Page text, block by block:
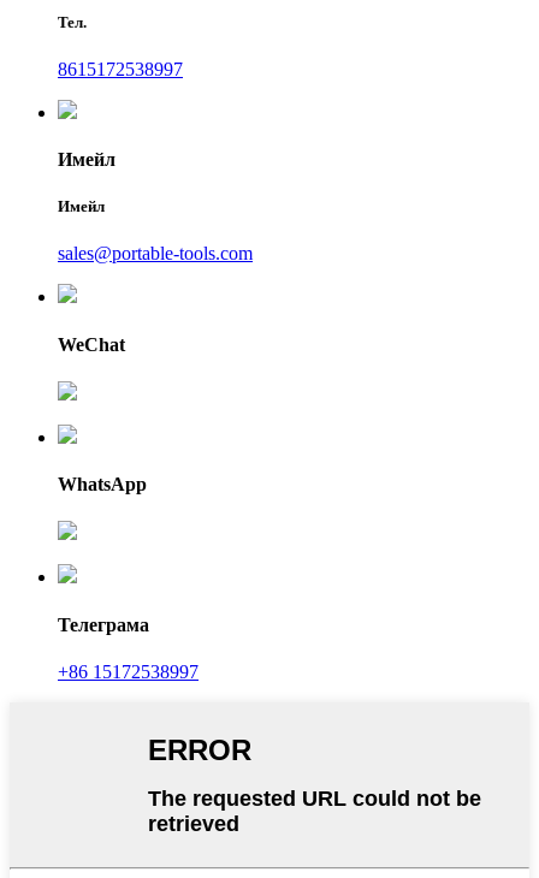
Тел.
8615172538997
Имейл
Имейл
sales@portable-tools.com
WeChat
WhatsApp
Телеграма
+86 15172538997